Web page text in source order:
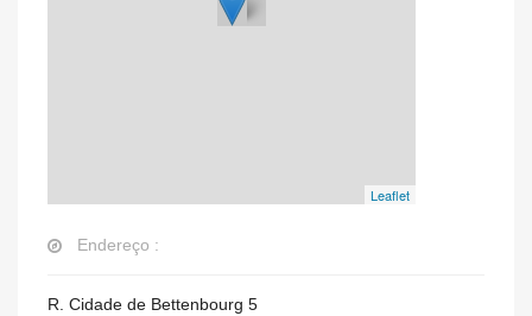
Leaflet
Endereço :
R. Cidade de Bettenbourg 5